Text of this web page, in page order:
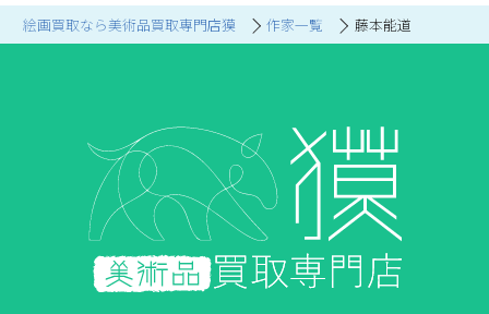
絵画買取なら美術品買取専門店獏 作家一覧 藤本能道